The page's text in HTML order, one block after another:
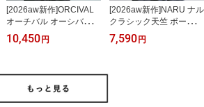
[2026aw新作]ORCIVAL
オーチバル オーシバル
コットン天竺 ボートネッ
ク ワイドスリーブ 長袖T
10,450 円
[2026aw新作]NARU ナル
クラシック天竺 ボーダー
長袖 カットソー 646006
bg レディース 秋冬
7,590 円